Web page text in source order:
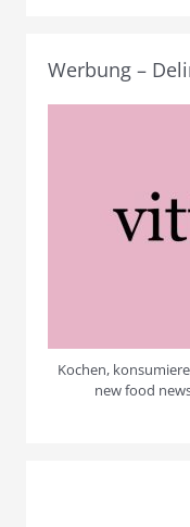
Werbung –
Kochen,
new food